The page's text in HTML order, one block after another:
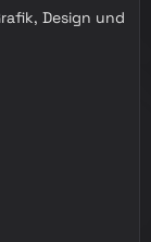
Design und